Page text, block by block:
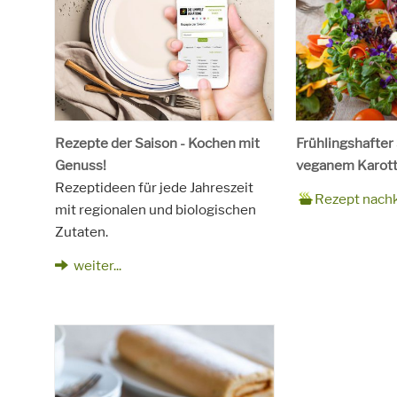
Rezepte der Saison - Kochen mit
Genuss!
Rezeptideen für jede Jahreszeit
mit regionalen und biologischen
Zutaten.
weiter...
Frühlingshafter
veganem
Zubereitungszeit
90 Minuten
Rezept
für
4 Personen
Saison
Frühling
Schlagworte
Beilagen,
Rezept